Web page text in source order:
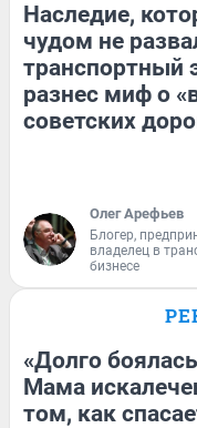
Наследие,
чудом не
транспортный
разнес миф о
советских
Олег Арефьев
Блогер,
владелец в
бизнесе
«Долго
Мама
том, как